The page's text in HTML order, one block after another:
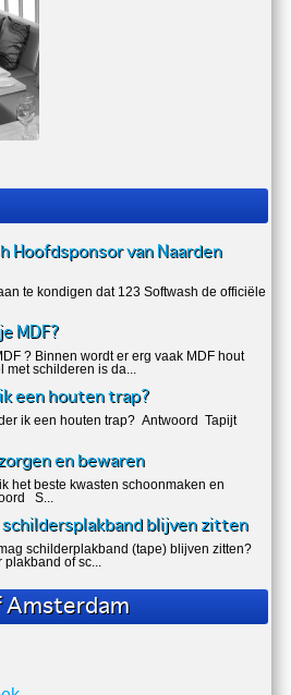
Hoofdsponsor van Naarden
te kondigen dat 123 Softwash de officiële
MDF?
? Binnen wordt er erg vaak MDF hout
met schilderen is da...
een houten trap?
ik een houten trap? Antwoord Tapijt
en bewaren
het beste kwasten schoonmaken en
S...
schildersplakband blijven zitten
schilderplakband (tape) blijven zitten?
plakband of sc...
Amsterdam